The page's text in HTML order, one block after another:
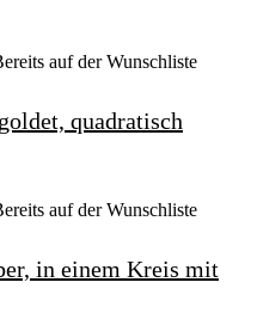
auf der Wunschliste
quadratisch
auf der Wunschliste
in einem Kreis mit